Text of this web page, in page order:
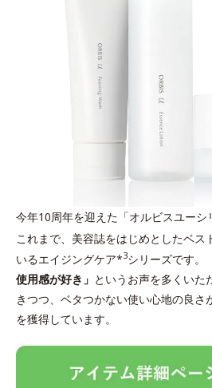
今年10周年を迎えた「オルビスユーシ
これまで、美容誌をはじめとしたベ
いるエイジングケア*3シリーズです。
使用感が好き」 というお声を多くいた
きつつ、ベタつかない使い心地の良さ
を獲得しています。